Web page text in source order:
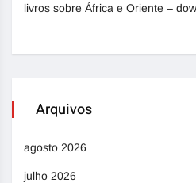
livros sobre África e Oriente –
Arquivos
agosto 2026
julho 2026